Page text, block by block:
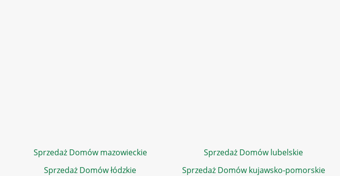
Sprzedaż Domów mazowieckie
Sprzedaż Domów lubelskie
Sprzedaż Domów łódzkie
Sprzedaż Domów kujawsko-pomorskie